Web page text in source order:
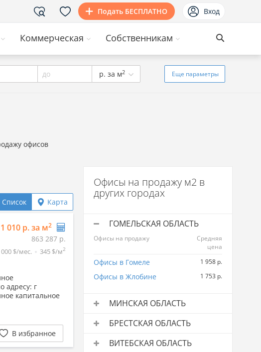
Подать БЕСПЛАТНО Вход
Коммерческая Собственникам
до р. за м2 Еще параметры
офисов
Список Карта
1 010 р. за м2
863 287 р.
000 $/мес. 345 $/м2
адресу: г
капитальное
В избранное
Офисы на продажу м2 в
других городах
ГОМЕЛЬСКАЯ ОБЛАСТЬ
Офисы на продажу
Средняя
цена
Офисы в Гомеле 1 958 р.
Офисы в Жлобине 1 753 р.
МИНСКАЯ ОБЛАСТЬ
Офисы в Минске
БРЕСТСКАЯ ОБЛАСТЬ
ВИТЕБСКАЯ ОБЛАСТЬ